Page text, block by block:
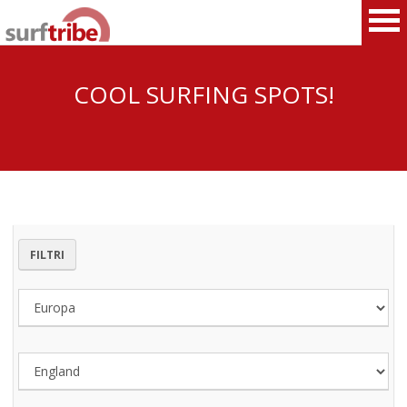
KITESURF
SNOWBOARD
SUP
COOL SURFING SPOTS!
FILTRI